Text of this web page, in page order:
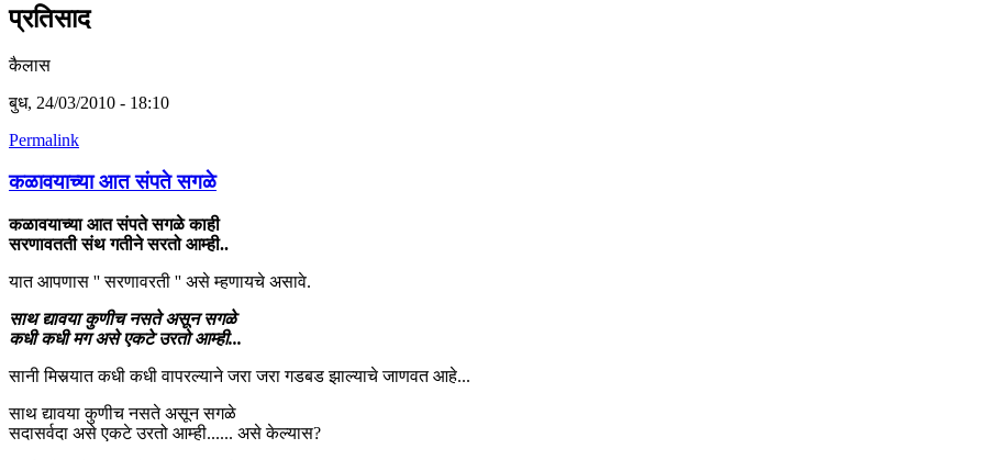
प्रतिसाद
कैलास
बुध, 24/03/2010 - 18:10
Permalink
कळावयाच्या आत संपते सगळे
कळावयाच्या आत संपते सगळे काही
सरणावतती संथ गतीने सरतो आम्ही..
यात आपणास '' सरणावरती '' असे म्हणायचे असावे.
साथ द्यावया कुणीच नसते असून सगळे
कधी कधी मग असे एकटे उरतो आम्ही...
सानी मिसर्‍यात कधी कधी वापरल्याने जरा जरा गडबड झाल्याचे जाणवत आहे...
साथ द्यावया कुणीच नसते असून सगळे
सदासर्वदा असे एकटे उरतो आम्ही...... असे केल्यास?